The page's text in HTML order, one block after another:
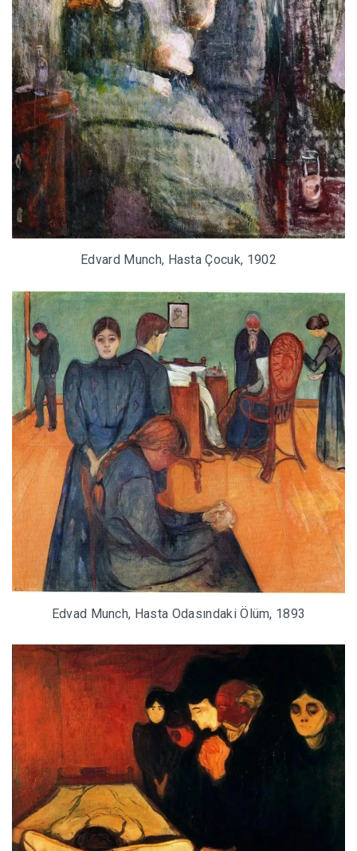
Edvard Munch, Hasta Çocuk, 1902
Edvad Munch, Hasta Odasındaki Ölüm, 1893